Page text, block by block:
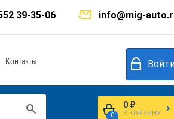
info@mig-
39-35-06
Контакты
0
0 ₽
В КОРЗИНУ